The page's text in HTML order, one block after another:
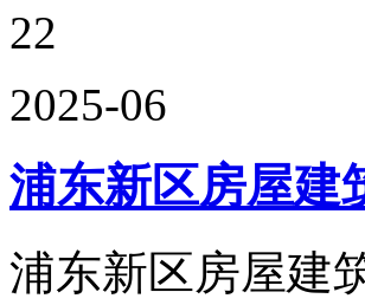
22
2025-06
浦东新区房屋建
浦东新区房屋建